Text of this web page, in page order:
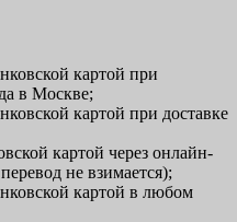
картой при
в Москве;
картой при доставке
картой через онлайн-
не взимается);
картой в любом